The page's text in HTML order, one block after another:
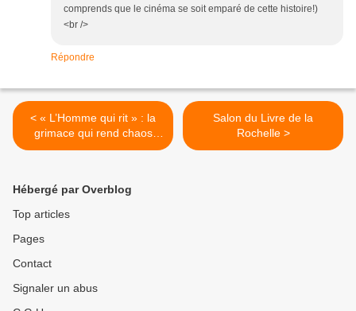
comprends que le cinéma se soit emparé de cette histoire!)
<br />
Répondre
< « L’Homme qui rit » : la
grimace qui rend chaos
(4/9)
Salon du Livre de la
Rochelle >
Hébergé par Overblog
Top articles
Pages
Contact
Signaler un abus